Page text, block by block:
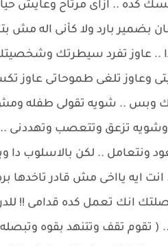
كده .. ازاى مرتاح
بضمير بارد ولا كأنى اله
.. عاوز تفرد سيطرتك
وعاوز تلغى طموحاتى عاوز
وبس .. شويه تقولى
وشويه تزعق وتتعصب وتهددنى
ونتعامل .. لكن بالاسلوب دا
ايه يااخى مش قادر تاخدها
انك تعمل كده قدامى !!
تقوم تقف وتتنهد بقوه